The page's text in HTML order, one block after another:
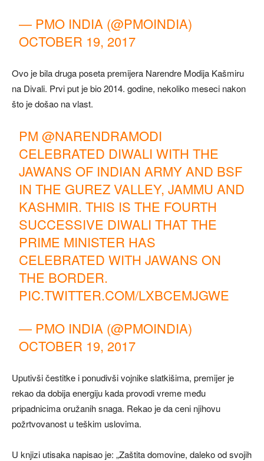
— PMO INDIA (@PMOINDIA)
OCTOBER 19, 2017
Ovo je bila druga poseta premijera Narendre Modija Kašmiru
na Divali. Prvi put je bio 2014. godine, nekoliko meseci nakon
što je došao na vlast.
PM@NARENDRAMODI
CELEBRATED DIWALI WITH THE
JAWANS OF INDIAN ARMY AND BSF
IN THE GUREZ VALLEY, JAMMU AND
KASHMIR. THIS IS THE FOURTH
SUCCESSIVE DIWALI THAT THE
PRIME MINISTER HAS
CELEBRATED WITH JAWANS ON
THE BORDER.
PIC.TWITTER.COM/LXBCEMJGWE
— PMO INDIA (@PMOINDIA)
OCTOBER 19, 2017
Uputivši čestitke i ponudivši vojnike slatkišima, premijer je
rekao da dobija energiju kada provodi vreme među
pripadnicima oružanih snaga. Rekao je da ceni njihovu
požrtvovanost u teškim uslovima.
U knjizi utisaka napisao je: „Zaštita domovine, daleko od svojih